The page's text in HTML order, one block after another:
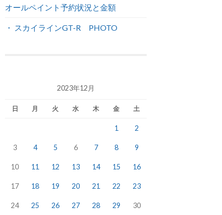
オールペイント予約状況と金額
・ スカイラインGT-R PHOTO
2023年12月
日 月 火 水 木 金 土
1 2
3 4 5 6 7 8 9
10 11 12 13 14 15 16
17 18 19 20 21 22 23
24 25 26 27 28 29 30